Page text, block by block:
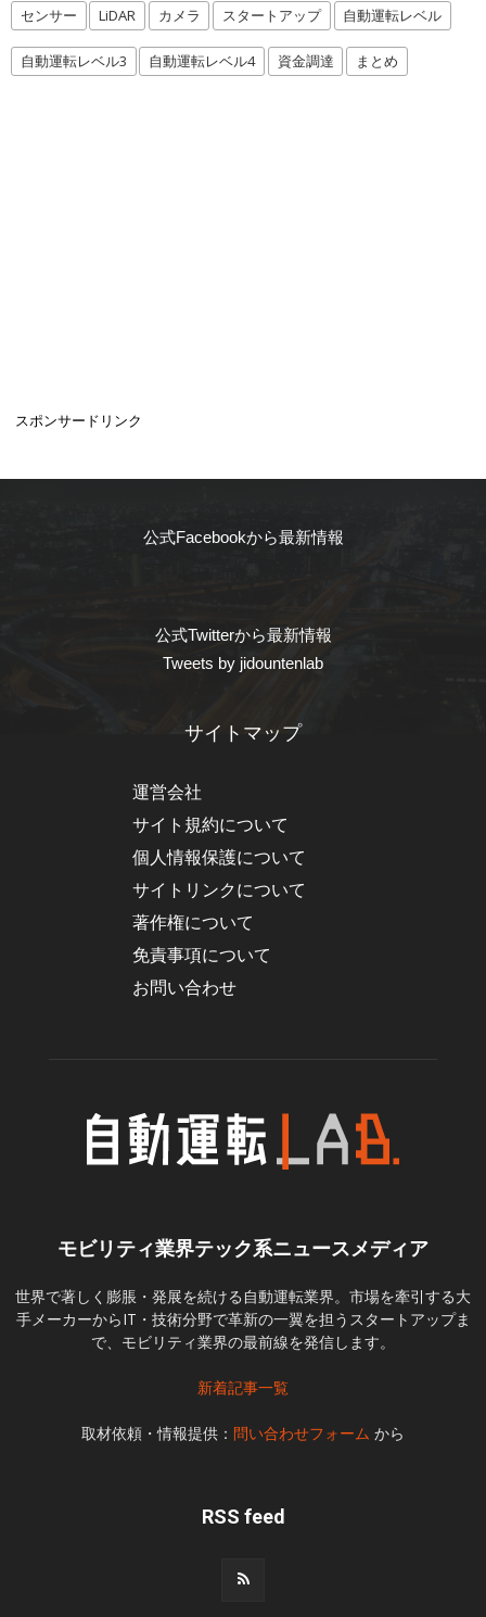
センサー LiDAR カメラ スタートアップ 自動運転レベル
自動運転レベル3 自動運転レベル4 資金調達 まとめ
スポンサードリンク
公式Facebookから最新情報
公式Twitterから最新情報
Tweets by jidountenlab
サイトマップ
運営会社
サイト規約について
個人情報保護について
サイトリンクについて
著作権について
免責事項について
お問い合わせ
モビリティ業界テック系ニュースメディア
世界で著しく膨脹・発展を続ける自動運転業界。市場を牽引する大
手メーカーからIT・技術分野で革新の一翼を担うスタートアップま
で、モビリティ業界の最前線を発信します。
新着記事一覧
取材依頼・情報提供： 問い合わせフォーム から
RSS feed